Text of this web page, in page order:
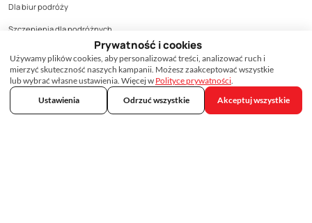
Dla biur podróży
Szczepienia dla podróżnych
Cennik szczepień
Dostępność szczepionek
Baza wiedzy
Ranking linii lotniczych
Prywatność i cookies
Używamy plików cookies, aby personalizować treści, analizować ruch i
mierzyć skuteczność naszych kampanii. Możesz zaakceptować wszystkie
lub wybrać własne ustawienia. Więcej w Polityce prywatności.
Ustawienia
Odrzuć wszystkie Akceptuj wszystkie